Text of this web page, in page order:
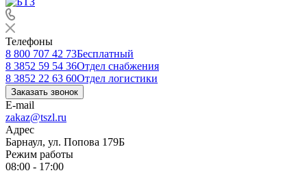
Телефоны
8 800 707 42 73Бесплатный
8 3852 59 54 36Отдел снабжения
8 3852 22 63 60Отдел логистики
Заказать звонок
E-mail
zakaz@tszl.ru
Адрес
Барнаул, ул. Попова 179Б
Режим работы
08:00 - 17:00